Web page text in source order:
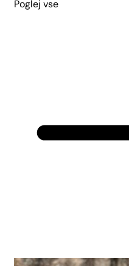
Poglej vse